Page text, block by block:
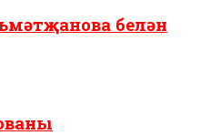
белән